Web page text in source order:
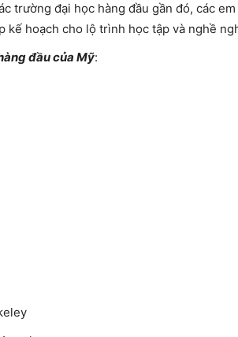
trường đại học hàng đầu gần đó, các
kế hoạch cho lộ trình học tập và nghề
đầu của Mỹ: